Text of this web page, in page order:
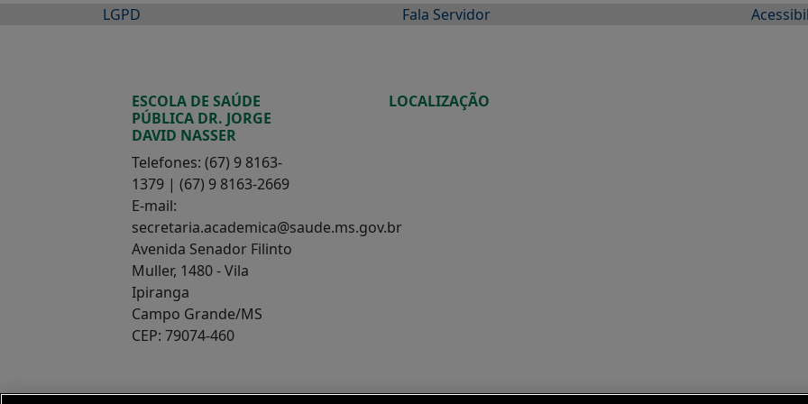
LGPD
Fala Servidor
ESCOLA DE SAÚDE
PÚBLICA DR. JORGE
DAVID NASSER
Telefones: (67) 9 8163-
1379 | (67) 9 8163-2669
E-mail:
secretaria.academica@saude.ms.gov.br
Avenida Senador Filinto
Muller, 1480 - Vila
Ipiranga
Campo Grande/MS
CEP: 79074-460
LOCALIZAÇÃO